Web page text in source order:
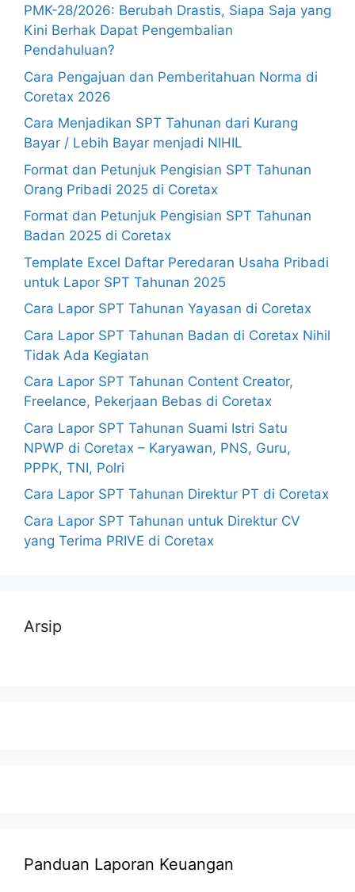
PMK-28/2026: Berubah Drastis, Siapa Saja yang
Kini Berhak Dapat Pengembalian
Pendahuluan?
Cara Pengajuan dan Pemberitahuan Norma di
Coretax 2026
Cara Menjadikan SPT Tahunan dari Kurang
Bayar / Lebih Bayar menjadi NIHIL
Format dan Petunjuk Pengisian SPT Tahunan
Orang Pribadi 2025 di Coretax
Format dan Petunjuk Pengisian SPT Tahunan
Badan 2025 di Coretax
Template Excel Daftar Peredaran Usaha Pribadi
untuk Lapor SPT Tahunan 2025
Cara Lapor SPT Tahunan Yayasan di Coretax
Cara Lapor SPT Tahunan Badan di Coretax Nihil
Tidak Ada Kegiatan
Cara Lapor SPT Tahunan Content Creator,
Freelance, Pekerjaan Bebas di Coretax
Cara Lapor SPT Tahunan Suami Istri Satu
NPWP di Coretax – Karyawan, PNS, Guru,
PPPK, TNI, Polri
Cara Lapor SPT Tahunan Direktur PT di Coretax
Cara Lapor SPT Tahunan untuk Direktur CV
yang Terima PRIVE di Coretax
Arsip
Panduan Laporan Keuangan